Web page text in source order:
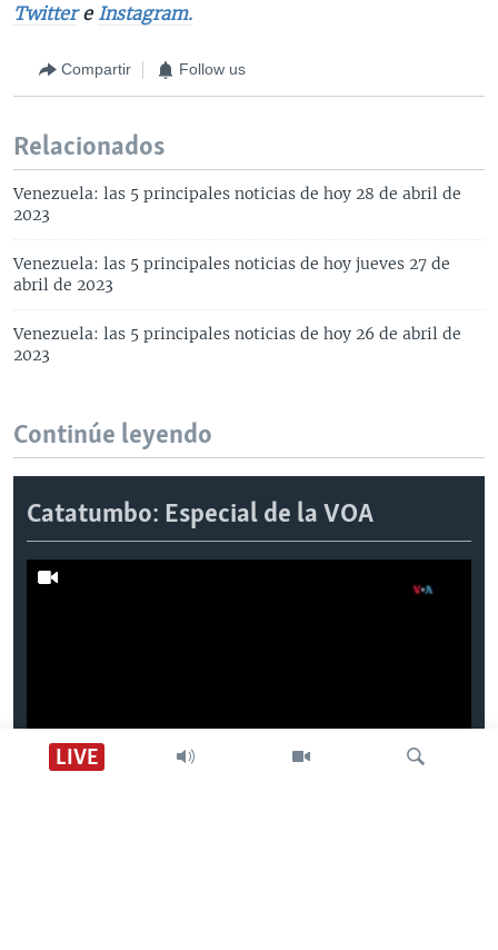
LIVE
Twitter e Instagram.
Compartir Follow us
Relacionados
Venezuela: las 5 principales noticias de hoy 28 de abril de
2023
Venezuela: las 5 principales noticias de hoy jueves 27 de
abril de 2023
Venezuela: las 5 principales noticias de hoy 26 de abril de
2023
Continúe leyendo
Catatumbo: Especial de la VOA